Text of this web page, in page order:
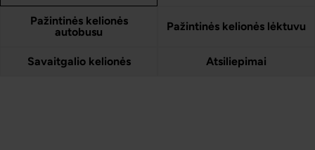
Pažintinės kelionės
autobusu
Pažintinės kelionės lėktuvu
Savaitgalio kelionės Atsiliepimai